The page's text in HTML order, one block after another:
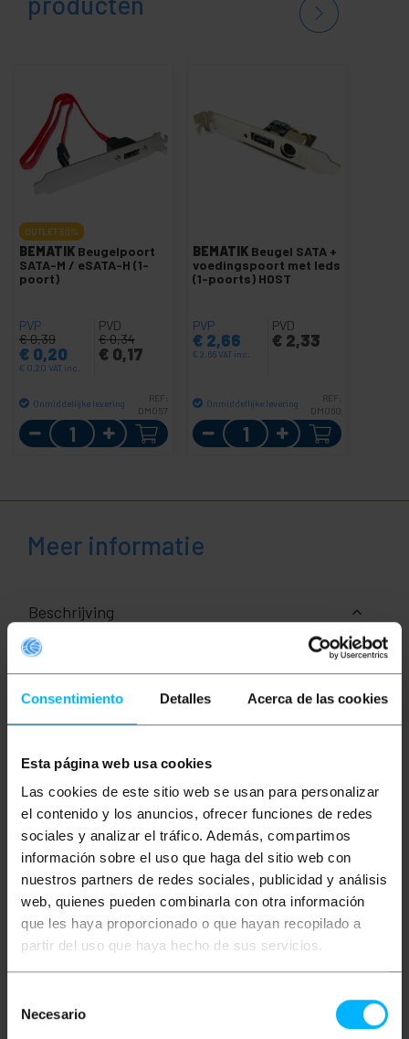
Consentimiento Detalles Acerca de las cookies
Esta página web usa cookies
Las cookies de este sitio web se usan para personalizar
el contenido y los anuncios, ofrecer funciones de redes
sociales y analizar el tráfico. Además, compartimos
información sobre el uso que haga del sitio web con
nuestros partners de redes sociales, publicidad y análisis
web, quienes pueden combinarla con otra información
que les haya proporcionado o que hayan recopilado a
partir del uso que haya hecho de sus servicios.
Necesario
OUTLET 50%
BEMATIK Beugelpoort
SATA-M / eSATA-H (1-
poort)
PVP
€0,39
€ 0,20
€ 0,20 VAT inc.
PVD
€0,34
€0,17
Onmiddellijke levering
REF:
DM057
Aantal
BEMATIK Beugel SATA +
voedingspoort met leds
(1-poorts) HOST
PVP
€ 2,66
€ 2,66VAT inc.
PVD
€2,33
Onmiddellijke levering
REF:
DM060
Aantal
Meer informatie
Beschrijving
poorten naar twee externe eSATA, ontworpen om te
pc-behuizing zonder een uitbreidingsslot in beslag
7-pins externe eSATA-poort krijgt. Ideaal voor het
randapparatuur, externe HDD-behuizingen, enz.) met
een externe eSATA-poort, het biedt twee externe
eSATA-poorten.
Specificaties
Beugelpoort SATA-M/eSATA-H (2-poorts)
Het neemt geen uitbreidingsslot in beslag.
Externaliseer twee interne SATA-poorten naar
twee externe eSATA.
De externe eSATA-poort is 7-pins en
sluiten (randapparatuur, externe harde-